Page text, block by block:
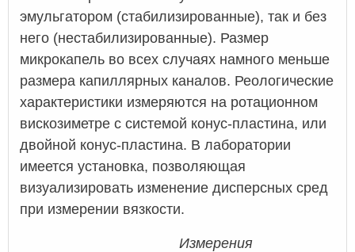
эмульгатором (стабилизированные), так и без
него (нестабилизированные). Размер
микрокапель во всех случаях намного меньше
размера капиллярных каналов. Реологические
характеристики измеряются на ротационном
вискозиметре с системой конус-пластина, или
двойной конус-пластина. В лаборатории
имеется установка, позволяющая
визуализировать изменение дисперсных сред
при измерении вязкости.
Измерения